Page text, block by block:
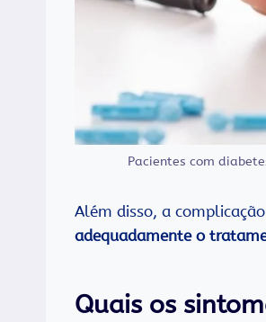
Pacientes com
Além disso, a
adequadamente o
Quais os